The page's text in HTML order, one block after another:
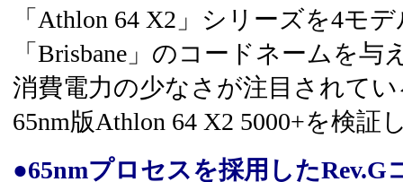
「Athlon 64 X2」シリーズを4モ
「Brisbane」のコードネームを
消費電力の少なさが注目されて
65nm版Athlon 64 X2 5000+を検証
●65nmプロセスを採用したRev.G